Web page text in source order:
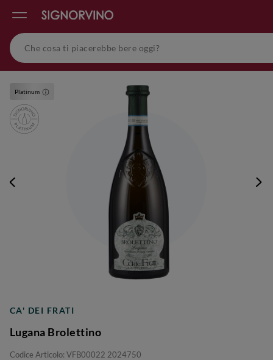
Platinum
CA' DEI FRATI
Lugana Brolettino
Codice Articolo: VFB00022 2024750